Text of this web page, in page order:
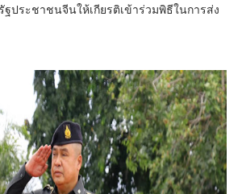
ประชาชนจีนให้เกียรติเข้าร่วมพิธีในการส่ง